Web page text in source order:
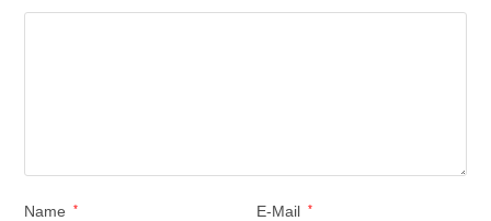
Name * E-Mail *